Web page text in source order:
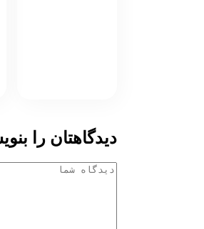
دیدگاهتان را